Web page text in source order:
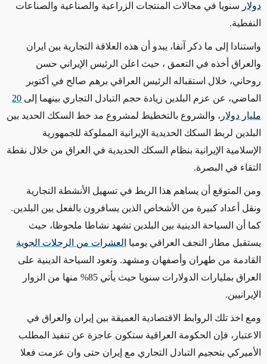
دولار سنويا في مجالات المنتجات الزراعية والصناعية والصناعات
النفطية.
واستنادا إلى ما ذكر آنفا، يبدو أن هذه العلاقة التجارية بين ايران
والعراق أخذه في التعمق ، حيث اعلن الرئيس الإيراني حسن
روحاني، خلال استقباله الرئيس العراقي برهم صالح في أكتوبر
الماضي، عن عزم البلدين زيادة حجم التبادل التجاري بينهما إلى 20
مليار دولار ، والشروع بالتخطيط لمشروع مد خط السكك الحديد بين
البلدين لربط السكك الحديدية الإيرانية المملوكة للجمهورية
الإسلامية الإيرانية بنظام السكك الحديدية في العراق من خلال نقطة
التقاء في البصرة.
ومن المتوقع أن يساهم هذا الربط في تسهيل الأنشطة التجارية
ونقل أعداد كبيرة من الأشخاص الذين يسافرون بالفعل بين البلدين.
كما أن السياحة الدينية بين البلدين تشهد نشاطا ملحوظا، حيث
يستقبل مطار النجف العراقي يوميا العشرات من الرحلات الجوية
القادمة من طهران وأصفهان ومشهد. وتعود السياحة الدينية على
العراق بمليارات الدولارات سنويا حيث يأتي 85% منها من الزوار
الإيرانيين.
ومع اخذ تلك الروابط الاقتصادية العميقة بين إيران والعراق في
الاعتبار، فإن الحكومة العراقية ستكون عاجزة عن تنفيذ المطلب
الأميركي بتحجيم التبادل التجاري مع إيران حتى وان عزمت فعلا